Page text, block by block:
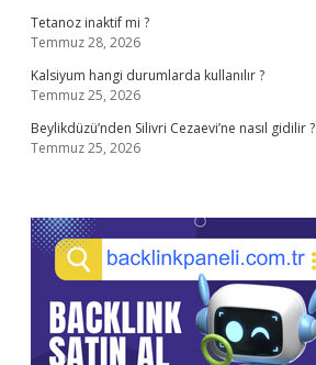
Tetanoz inaktif mi ?
Temmuz 28, 2026
Kalsiyum hangi durumlarda kullanılır ?
Temmuz 25, 2026
Beylikdüzü’nden Silivri Cezaevi’ne nasıl gidilir ?
Temmuz 25, 2026